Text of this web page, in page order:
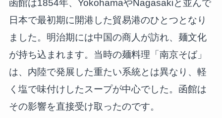
函館は1854年、YokohamaやNagasakiと並んで
日本で最初期に開港した貿易港のひとつとなり
ました。明治期には中国の商人が訪れ、麺文化
が持ち込まれます。当時の麺料理「南京そば」
は、内陸で発展した重たい系統とは異なり、軽
く塩で味付けしたスープが中心でした。函館は
その影響を直接受け取ったのです。